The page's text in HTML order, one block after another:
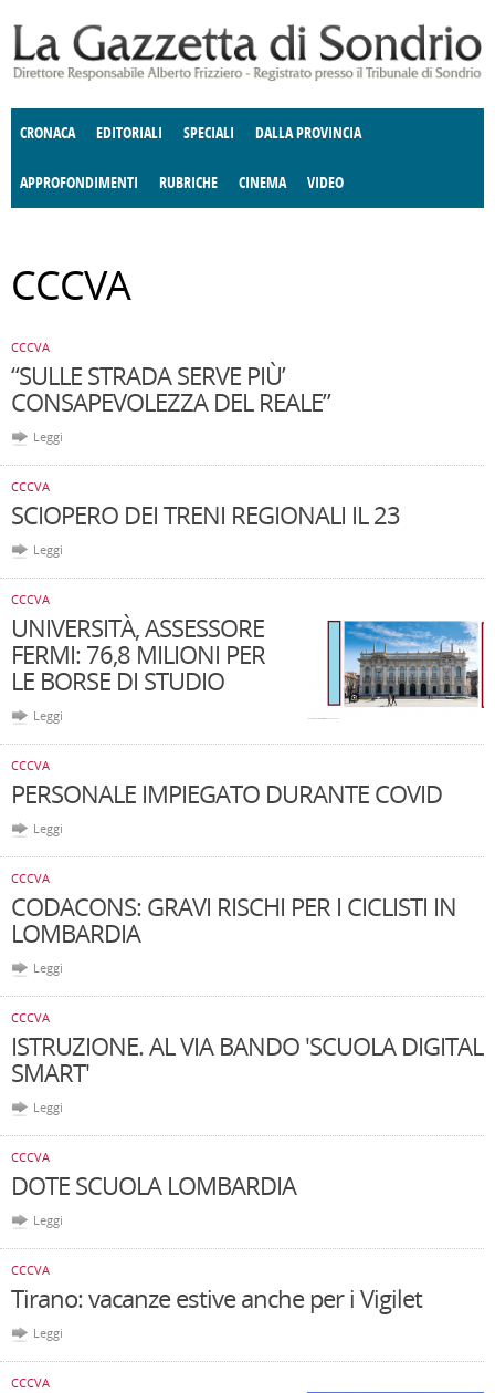
CRONACA EDITORIALI SPECIALI DALLA PROVINCIA
APPROFONDIMENTI
E SPETTACOLI POLITICA
RUBRICHE
DELLE IDEE FATTI DELLO SPIRITO
CINEMA VIDEO
CCCVA
CCCVA
“SULLE STRADA SERVE PIÙ’
CONSAPEVOLEZZA DEL REALE”
Leggi
CCCVA
SCIOPERO DEI TRENI REGIONALI IL 23
Leggi
CCCVA
UNIVERSITÀ, ASSESSORE
FERMI: 76,8 MILIONI PER
LE BORSE DI STUDIO
Leggi
CCCVA
PERSONALE IMPIEGATO DURANTE COVID
Leggi
CCCVA
CODACONS: GRAVI RISCHI PER I CICLISTI IN
LOMBARDIA
Leggi
CCCVA
ISTRUZIONE. AL VIA BANDO 'SCUOLA DIGITAL
SMART'
Leggi
CCCVA
DOTE SCUOLA LOMBARDIA
Leggi
CCCVA
Tirano: vacanze estive anche per i Vigilet
Leggi
CCCVA